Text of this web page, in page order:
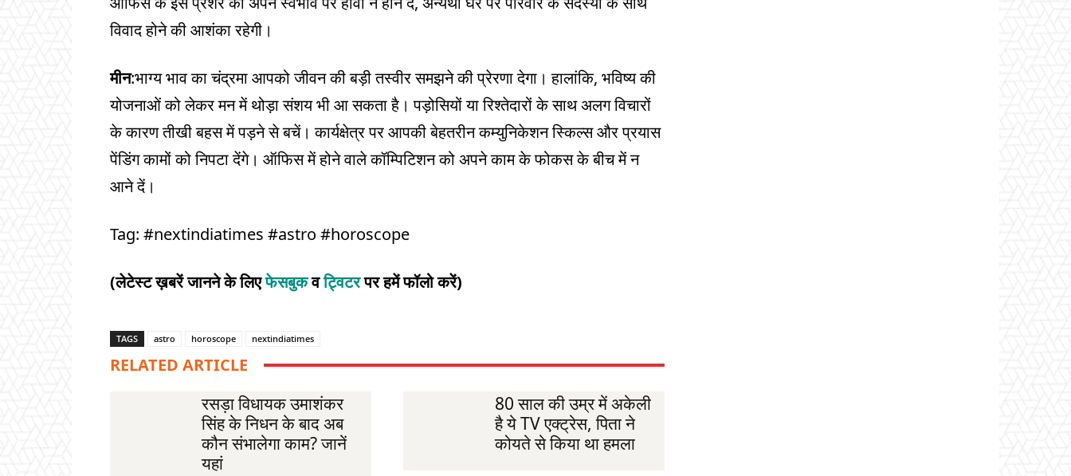
विवाद होने की आशंका रहेगी।
मीन:भाग्य भाव का चंद्रमा आपको जीवन की बड़ी तस्वीर समझने की प्रेरणा देगा। हालांकि, भविष्य की
योजनाओं को लेकर मन में थोड़ा संशय भी आ सकता है। पड़ोसियों या रिश्तेदारों के साथ अलग विचारों
के कारण तीखी बहस में पड़ने से बचें। कार्यक्षेत्र पर आपकी बेहतरीन कम्युनिकेशन स्किल्स और प्रयास
पेंडिंग कामों को निपटा देंगे। ऑफिस में होने वाले कॉम्पिटिशन को अपने काम के फोकस के बीच में न
आने दें।
Tag: #nextindiatimes #astro #horoscope
(लेटेस्ट ख़बरें जानने के लिएफेसबुकवट्विटरपर हमें फॉलो करें)
TAGS astro horoscope nextindiatimes
RELATED ARTICLE
रसड़ा विधायक उमाशंकर
सिंह के निधन के बाद अब
कौन संभालेगा काम? जानें
यहां
80 साल की उम्र में अकेली
है ये TV एक्ट्रेस, पिता ने
कोयते से किया था हमला